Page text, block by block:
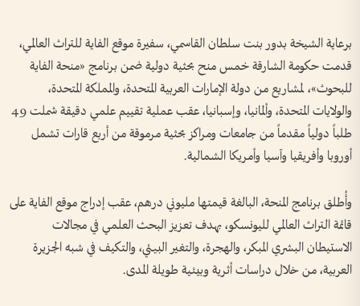
برعاية الشيخة بدور بنت سلطان القاسمي، سفيرة موقع الفاية للتراث العالمي،
قدمت حكومة الشارقة خمس منح بحثية دولية ضمن برنامج «منحة الفاية
للبحوث»، لمشاريع من دولة الإمارات العربية المتحدة، والمملكة المتحدة،
والولايات المتحدة، وألمانيا، وإسبانيا، عقب عملية تقييم علمي دقيقة شملت 49
طلباً دولياً مقدماً من جامعات ومراكز بحثية مرموقة من أربع قارات تشمل
أوروبا وأفريقيا وآسيا وأمريكا الشمالية.
وأُطلق برنامج المنحة، البالغة قيمتها مليوني درهم، عقب إدراج موقع الفاية على
قائمة التراث العالمي لليونسكو، بهدف تعزيز البحث العلمي في مجالات
الاستيطان البشري المبكر، والهجرة، والتغير البيئي، والتكيف في شبه الجزيرة
العربية، من خلال دراسات أثرية وبيئية طويلة المدى.